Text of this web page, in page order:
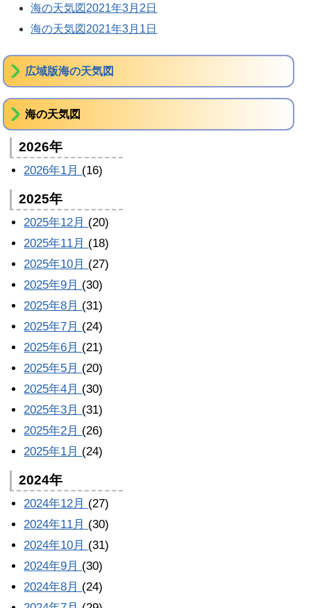
海の天気図2021年3月2日
海の天気図2021年3月1日
広域版海の天気図
海の天気図
2026年
2026年1月 (16)
2025年
2025年12月 (20)
2025年11月 (18)
2025年10月 (27)
2025年9月 (30)
2025年8月 (31)
2025年7月 (24)
2025年6月 (21)
2025年5月 (20)
2025年4月 (30)
2025年3月 (31)
2025年2月 (26)
2025年1月 (24)
2024年
2024年12月 (27)
2024年11月 (30)
2024年10月 (31)
2024年9月 (30)
2024年8月 (24)